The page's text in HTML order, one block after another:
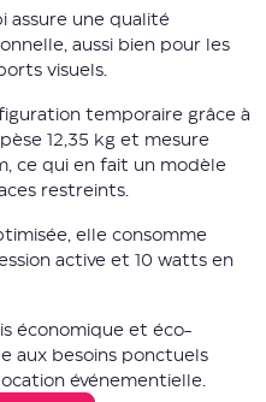
assure une qualité
aussi bien pour les
visuels.
temporaire grâce à
12,35 kg et mesure
ce qui en fait un modèle
restreints.
elle consomme
active et 10 watts en
économique et éco-
aux besoins ponctuels
événementielle.